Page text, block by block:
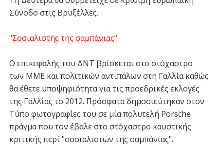
Σύνοδο στις Βρυξέλλες.
"Σοσιαλιστής της σαμπάνιας"
Ο επικεφαλής του ΔΝΤ βρίσκεται στο στόχαστρο
των ΜΜΕ και πολιτικών αντιπάλων στη Γαλλία καθώς
θα έθετε υποψηφιότητα για τις προεδρικές εκλογές
της Γαλλίας το 2012. Πρόσφατα δημοσιεύτηκαν στον
Τύπο φωτογραφίες του σε μία πολυτελή Porsche
πράγμα που τον έβαλε στο στόχαστρο καυστικής
κριτικής περί "σοσιαλιστών της σαμπάνιας".